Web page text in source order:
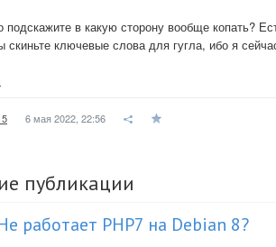
подскажите в какую сторону вообще копать?
скиньте ключевые слова для гугла, ибо я
6 мая 2022, 22:56
публикации
работает PHP7 на Debian 8?